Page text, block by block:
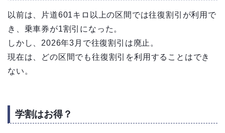
以前は、片道601キロ以上の区間では往復割引が利用で
き、乗車券が1割引になった。
しかし、2026年3月で往復割引は廃止。
現在は、どの区間でも往復割引を利用することはでき
ない。
学割はお得？